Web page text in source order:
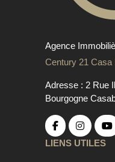
Agence
Century 21 Casa
Adresse : 2 Rue
Bourgogne
LIENS UTILES